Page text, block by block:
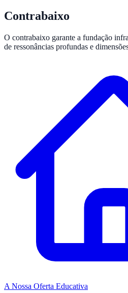
Contrabaixo
O contrabaixo garante a fundação
de ressonâncias profundas e
A Nossa Oferta Educativa